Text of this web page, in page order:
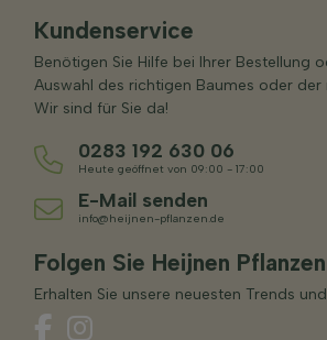
Kundenservice
Benötigen Sie Hilfe bei Ihrer Bestellung
Auswahl des richtigen Baumes oder der
Wir sind für Sie da!
0283 192 630 06
Heute geöffnet von 09:00 - 17:00
E-Mail senden
info@heijnen-pflanzen.de
Folgen Sie Heijnen Pflanzen
Erhalten Sie unsere neuesten Trends